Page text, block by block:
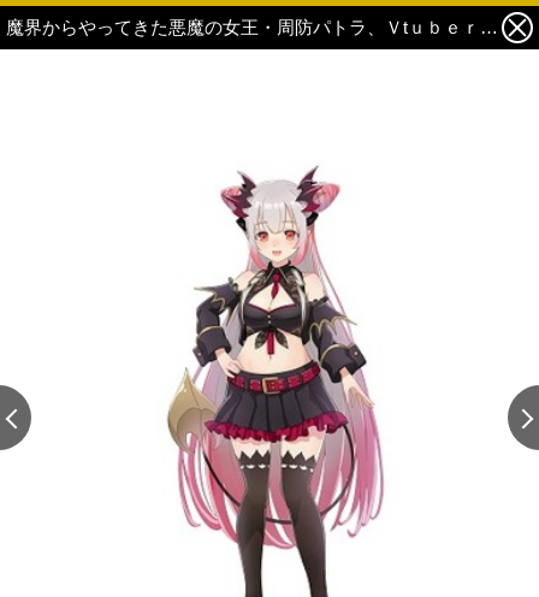
魔界からやってきた悪魔の女王・周防パトラ、Ｖtｕｂｅｒになった理由は”かわいい女の子にいっぱい会えるから”!?【インタビュー】 2枚目の写真・画像